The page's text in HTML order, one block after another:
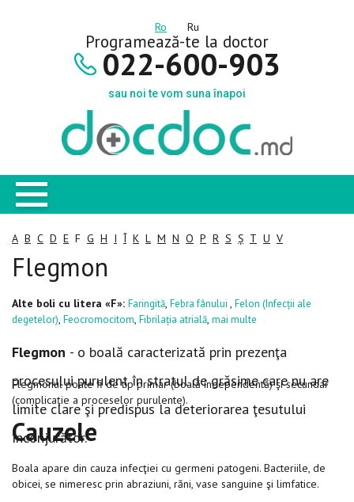
Ro Ru
Programează-te la doctor
022-600-903
sau noi te vom suna înapoi
A B C D E F G H I Î K L M N O P R S Ș T U V
Flegmon
Alte boli cu litera «F»: Faringită, Febra fânului , Felon (Infecții ale
degetelor), Feocromocitom, Fibrilația atrială, mai multe
Flegmon - o boală caracterizată prin prezenţa
procesului purulent în stratul de grăsime care nu are
limite clare şi predispus la deteriorarea ţesutului
înconjurător.
Flegmonul poate fi de tip primar (boală independentă) şi secundar
(complicaţie a proceselor purulente).
Cauzele
Boala apare din cauza infecţiei cu germeni patogeni. Bacteriile, de
obicei, se nimeresc prin abraziuni, răni, vase sanguine şi limfatice.